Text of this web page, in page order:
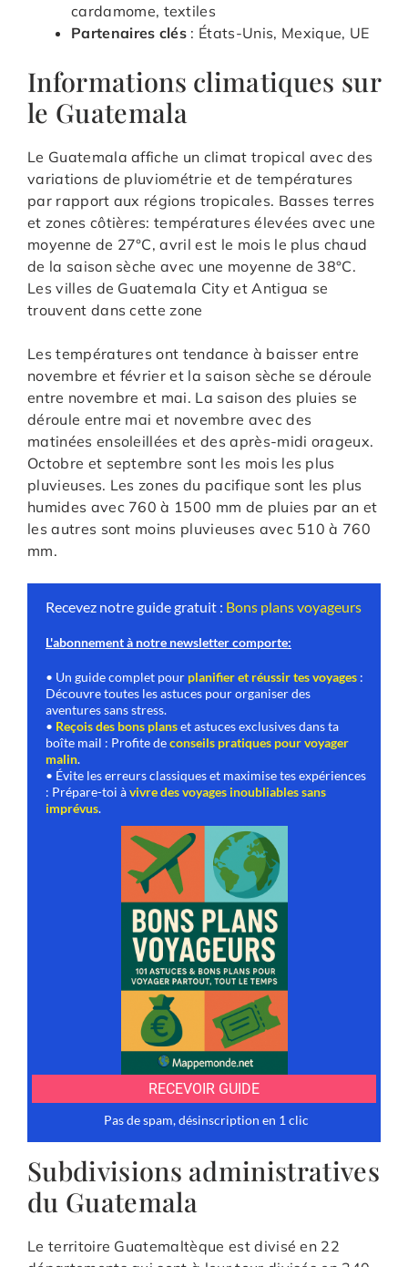
cardamome, textiles
Partenaires clés : États-Unis, Mexique, UE
Informations climatiques sur
le Guatemala
Le Guatemala affiche un climat tropical avec des
variations de pluviométrie et de températures
par rapport aux régions tropicales. Basses terres
et zones côtières: températures élevées avec une
moyenne de 27°C, avril est le mois le plus chaud
de la saison sèche avec une moyenne de 38°C.
Les villes de Guatemala City et Antigua se
trouvent dans cette zone
Les températures ont tendance à baisser entre
novembre et février et la saison sèche se déroule
entre novembre et mai. La saison des pluies se
déroule entre mai et novembre avec des
matinées ensoleillées et des après-midi orageux.
Octobre et septembre sont les mois les plus
pluvieuses. Les zones du pacifique sont les plus
humides avec 760 à 1500 mm de pluies par an et
les autres sont moins pluvieuses avec 510 à 760
mm.
Subdivisions administratives
du Guatemala
Le territoire Guatemaltèque est divisé en 22